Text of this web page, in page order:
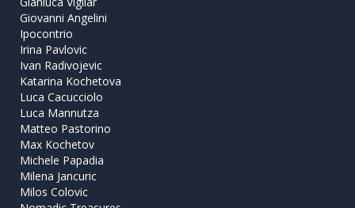
Giovanni Angelini
Ipocontrio
Irina Pavlovic
Ivan Radivojevic
Katarina Kochetova
Luca Cacucciolo
Luca Mannutza
Matteo Pastorino
Max Kochetov
Michele Papadia
Milena Jancuric
Milos Colovic